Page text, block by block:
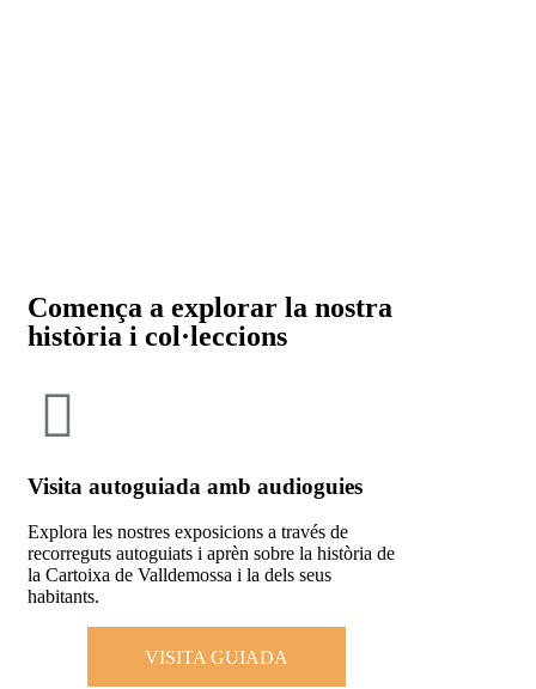
Comença a explorar la nostra
història i col·leccions
Visita autoguiada amb audioguies
Explora les nostres exposicions a través de
recorreguts autoguiats i aprèn sobre la història de
la Cartoixa de Valldemossa i la dels seus
habitants.
VISITA GUIADA